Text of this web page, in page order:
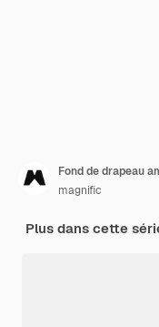
Fond de drapeau
magnific
Plus dans cette